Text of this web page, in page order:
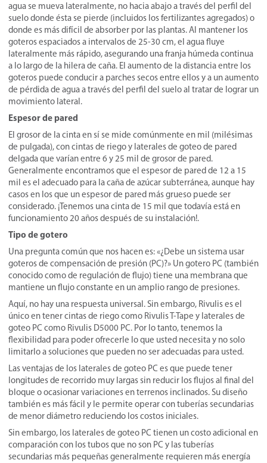
agua se mueva lateralmente, no hacia abajo a través del perfil del
suelo donde ésta se pierde (incluidos los fertilizantes agregados) o
donde es más difícil de absorber por las plantas. Al mantener los
goteros espaciados a intervalos de 25-30 cm, el agua fluye
lateralmente más rápido, asegurando una franja húmeda continua
a lo largo de la hilera de caña. El aumento de la distancia entre los
goteros puede conducir a parches secos entre ellos y a un aumento
de pérdida de agua a través del perfil del suelo al tratar de lograr un
movimiento lateral.
Espesor de pared
El grosor de la cinta en sí se mide comúnmente en mil (milésimas
de pulgada), con cintas de riego y laterales de goteo de pared
delgada que varían entre 6 y 25 mil de grosor de pared.
Generalmente encontramos que el espesor de pared de 12 a 15
mil es el adecuado para la caña de azúcar subterránea, aunque hay
casos en los que un espesor de pared más grueso puede ser
considerado. ¡Tenemos una cinta de 15 mil que todavía está en
funcionamiento 20 años después de su instalación!.
Tipo de gotero
Una pregunta común que nos hacen es: «¿Debe un sistema usar
goteros de compensación de presión (PC)?» Un gotero PC (también
conocido como de regulación de flujo) tiene una membrana que
mantiene un flujo constante en un amplio rango de presiones.
Aquí, no hay una respuesta universal. Sin embargo, Rivulis es el
único en tener cintas de riego como Rivulis T-Tape y laterales de
goteo PC como Rivulis D5000 PC. Por lo tanto, tenemos la
flexibilidad para poder ofrecerle lo que usted necesita y no solo
limitarlo a soluciones que pueden no ser adecuadas para usted.
Las ventajas de los laterales de goteo PC es que puede tener
longitudes de recorrido muy largas sin reducir los flujos al final del
bloque o ocasionar variaciones en terrenos inclinados. Su diseño
también es más fácil y le permite operar con tuberías secundarias
de menor diámetro reduciendo los costos iniciales.
Sin embargo, los laterales de goteo PC tienen un costo adicional en
comparación con los tubos que no son PC y las tuberías
secundarias más pequeñas generalmente requieren más energía